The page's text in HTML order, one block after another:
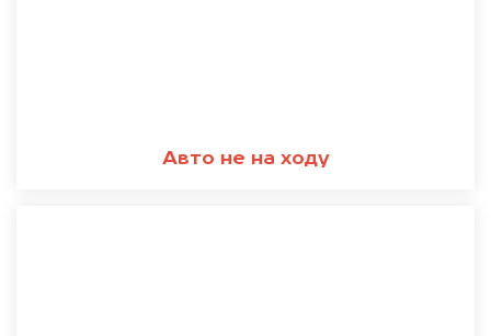
Авто не на ходу